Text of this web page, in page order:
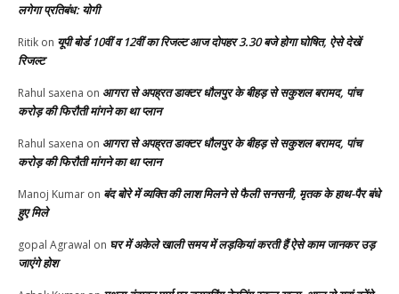
लगेगा प्रतिबंध: योगी
Ritik on यूपी बोर्ड 10वीं व 12वीं का रिजल्ट आज दोपहर 3.30 बजे होगा घोषित, ऐसे देखें
रिजल्ट
Rahul saxena on आगरा से अपह्रत डाक्टर धौलपुर के बीहड़ से सकुशल बरामद, पांच
करोड़ की फिरौती मांगने का था प्लान
Rahul saxena on आगरा से अपह्रत डाक्टर धौलपुर के बीहड़ से सकुशल बरामद, पांच
करोड़ की फिरौती मांगने का था प्लान
Manoj Kumar on बंद बोरे में व्यक्ति की लाश मिलने से फैली सनसनी, मृतक के हाथ-पैर बंधे
हुए मिले
gopal Agrawal on घर में अकेले खाली समय में लड़कियां करती हैं ऐसे काम जानकर उड़
जाएंगे होश